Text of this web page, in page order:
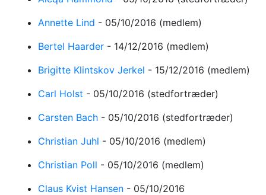
Annette Lind - 05/10/2016 (medlem)
Bertel Haarder - 14/12/2016 (medlem)
Brigitte Klintskov Jerkel - 15/12/2016 (medlem)
Carl Holst - 05/10/2016 (stedfortræder)
Carsten Bach - 05/10/2016 (stedfortræder)
Christian Juhl - 05/10/2016 (medlem)
Christian Poll - 05/10/2016 (medlem)
Claus Kvist Hansen - 05/10/2016